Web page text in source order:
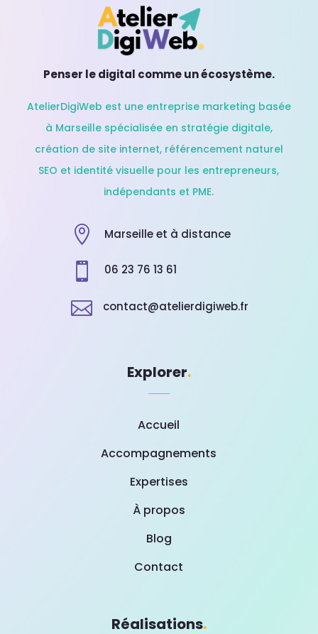
Penser le digital comme un écosystème.
AtelierDigiWeb est une entreprise marketing basée
à Marseille spécialisée en stratégie digitale,
création de site internet, référencement naturel
SEO et identité visuelle pour les entrepreneurs,
indépendants et PME.
 Marseille et à distance
 06 23 76 13 61
 contact@atelierdigiweb.fr
Explorer.
Accueil
Accompagnements
Expertises
À propos
Blog
Contact
Réalisations.